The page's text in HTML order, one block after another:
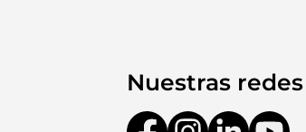
Nuestras redes